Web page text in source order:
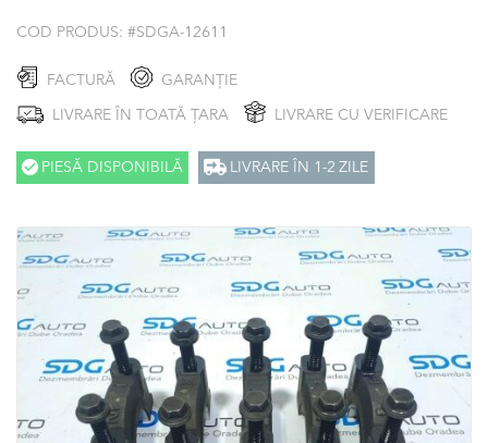
COD PRODUS: #SDGA-12611
FACTURĂ GARANȚIE
LIVRARE ÎN TOATĂ ȚARA LIVRARE CU VERIFICARE
PIESĂ DISPONIBILĂ LIVRARE ÎN 1-2 ZILE